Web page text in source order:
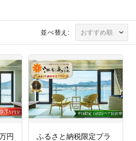
並べ替え:
円
ふるさと納税限定プラ